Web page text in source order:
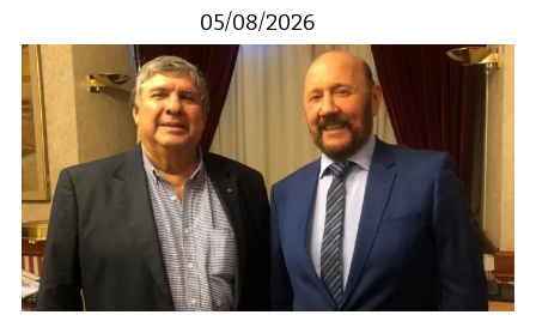
05/08/2026